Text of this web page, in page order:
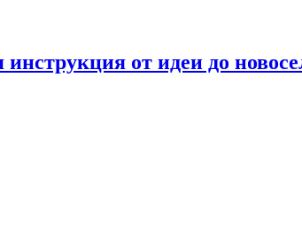
от идеи до